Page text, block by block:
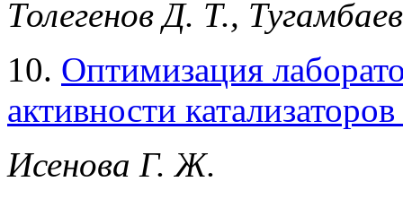
Толегенов Д. Т.,
10. Оптимизация
активности
Исенова Г. Ж.